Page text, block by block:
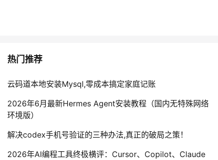
热门推荐
云码道本地安装Mysql,零成本搞定家庭记账
2026年6月最新Hermes Agent安装教程（国内无特殊网络
环境版）
解决codex手机号验证的三种办法,真正的破局之策！
2026年AI编程工具终极横评：Cursor、Copilot、Claude